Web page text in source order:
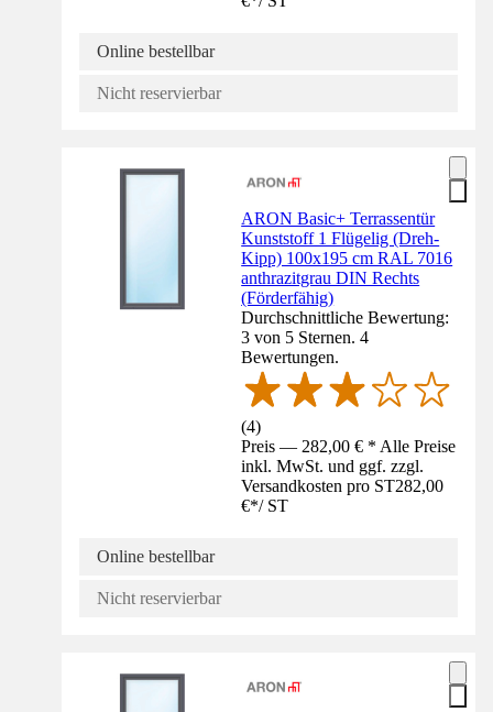
Online bestellbar
Nicht reservierbar
ARON Basic+ Terrassentür
Kunststoff 1 Flügelig (Dreh-
Kipp) 100x195 cm RAL 7016
anthrazitgrau DIN Rechts
(Förderfähig)
Durchschnittliche Bewertung:
3 von 5 Sternen. 4
Bewertungen.
(4)
Preis — 282,00 € * Alle Preise
inkl. MwSt. und ggf. zzgl.
Versandkosten pro ST282,00
€*/ ST
Online bestellbar
Nicht reservierbar